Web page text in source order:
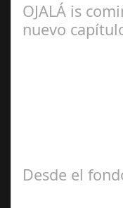
OJALÁ is
nuevo
Desde el